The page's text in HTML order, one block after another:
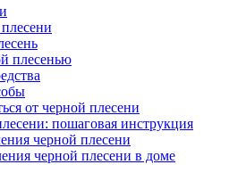
плесенью
от черной плесени
пошаговая инструкция
черной плесени
черной плесени в доме